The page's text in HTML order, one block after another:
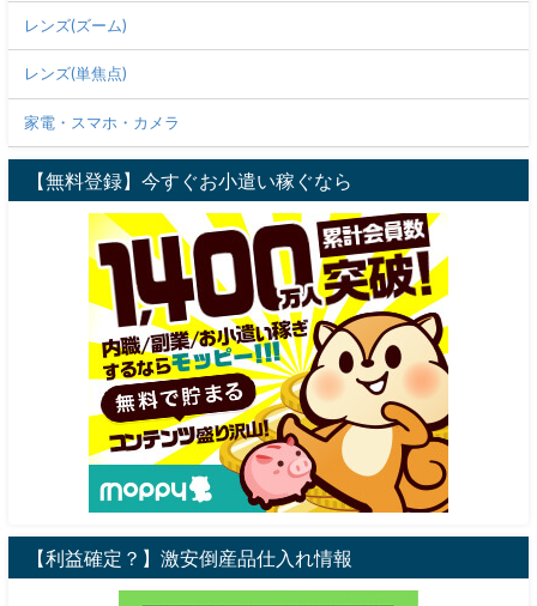
レンズ(ズーム)
レンズ(単焦点)
家電・スマホ・カメラ
【無料登録】今すぐお小遣い稼ぐなら
【利益確定？】激安倒産品仕入れ情報